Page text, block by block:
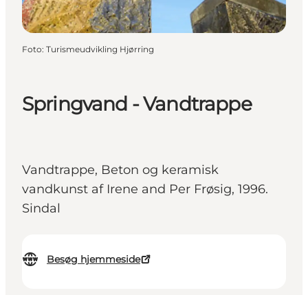
Springvand - Vandtrappe
Vandtrappe, Beton og keramisk
vandkunst af Irene and Per Frøsig, 1996.
Sindal
Besøg hjemmeside
Foto: Turismeudvikling Hjørring